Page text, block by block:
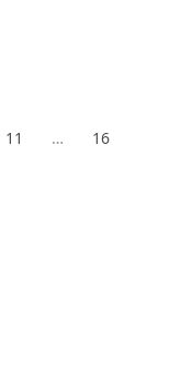
11 … 16